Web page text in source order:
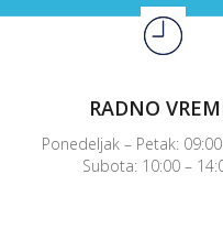
RADNO
Ponedeljak – Petak:
Subota: 10:00 –